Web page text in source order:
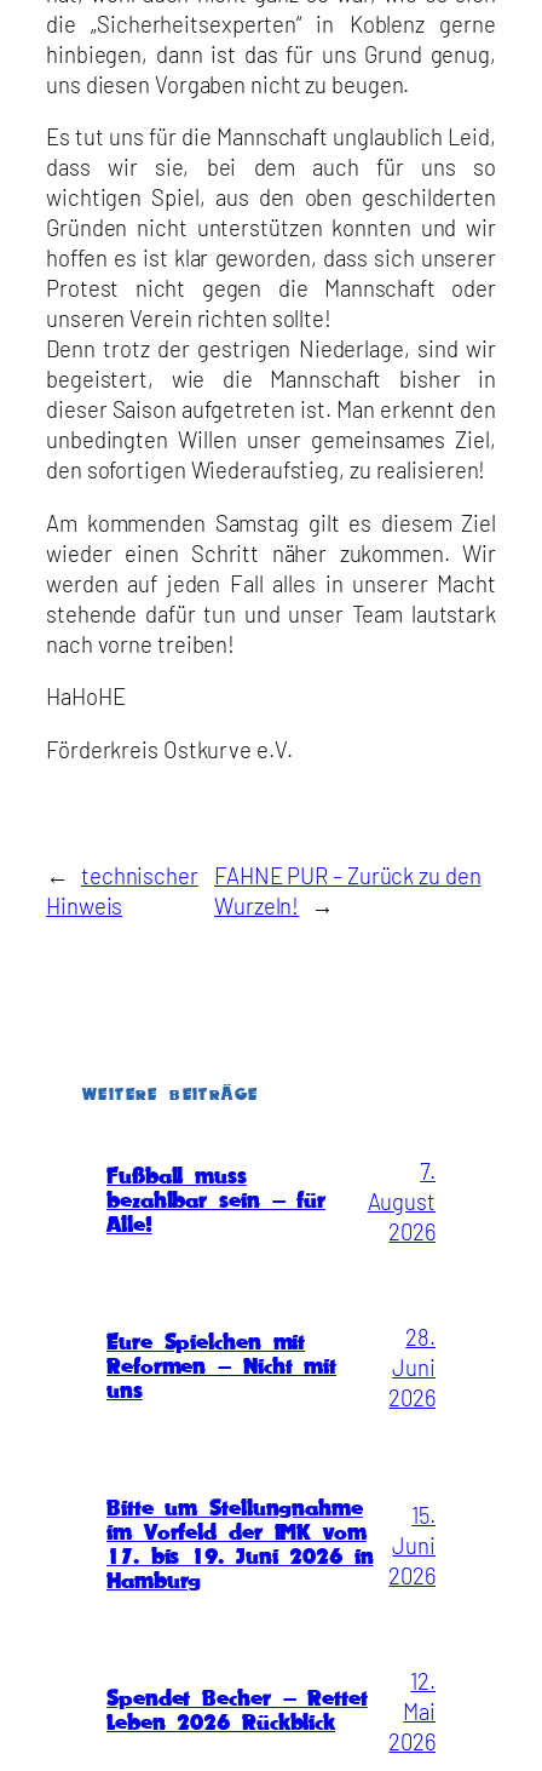
die „Sicherheitsexperten“ in Koblenz gerne
hinbiegen, dann ist das für uns Grund genug,
uns diesen Vorgaben nicht zu beugen.
Es tut uns für die Mannschaft unglaublich Leid,
dass wir sie, bei dem auch für uns so
wichtigen Spiel, aus den oben geschilderten
Gründen nicht unterstützen konnten und wir
hoffen es ist klar geworden, dass sich unserer
Protest nicht gegen die Mannschaft oder
unseren Verein richten sollte!
Denn trotz der gestrigen Niederlage, sind wir
begeistert, wie die Mannschaft bisher in
dieser Saison aufgetreten ist. Man erkennt den
unbedingten Willen unser gemeinsames Ziel,
den sofortigen Wiederaufstieg, zu realisieren!
Am kommenden Samstag gilt es diesem Ziel
wieder einen Schritt näher zukommen. Wir
werden auf jeden Fall alles in unserer Macht
stehende dafür tun und unser Team lautstark
nach vorne treiben!
HaHoHE
Förderkreis Ostkurve e.V.
← technischer
Hinweis
FAHNE PUR – Zurück zu den
Wurzeln!
→
WEITERE BEITRÄGE
Fußball muss
bezahlbar sein – für
Alle!
7.
August
2026
Eure Spielchen mit
Reformen – Nicht mit
uns
28.
Juni
2026
Bitte um Stellungnahme
im Vorfeld der IMK vom
17. bis 19. Juni 2026 in
Hamburg
15.
Juni
2026
Spendet Becher – Rettet
Leben 2026 Rückblick
12.
Mai
2026